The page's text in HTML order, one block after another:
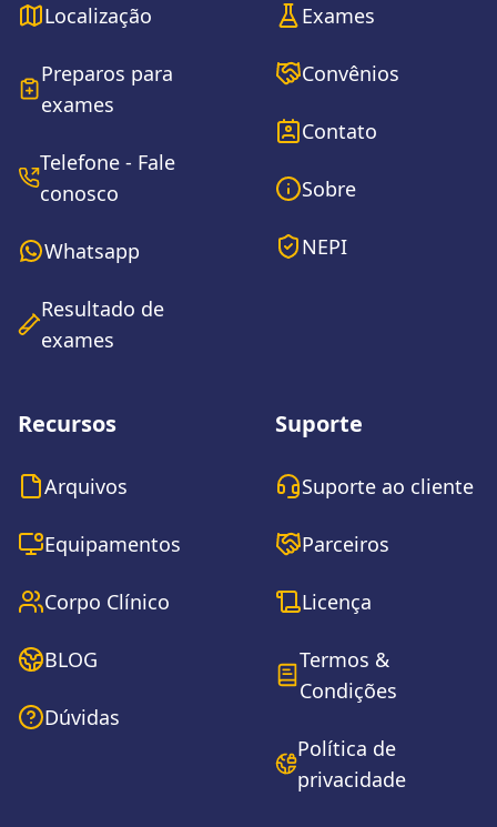
Localização
Preparos para
exames
Telefone - Fale
conosco
Whatsapp
Resultado de
exames
Exames
Convênios
Contato
Sobre
NEPI
Recursos
Arquivos
Equipamentos
Corpo Clínico
BLOG
Dúvidas
Suporte
Suporte ao cliente
Parceiros
Licença
Termos &
Condições
Política de
privacidade